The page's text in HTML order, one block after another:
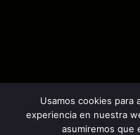
Usamos cookies para
experiencia en nuestra
asumiremos que